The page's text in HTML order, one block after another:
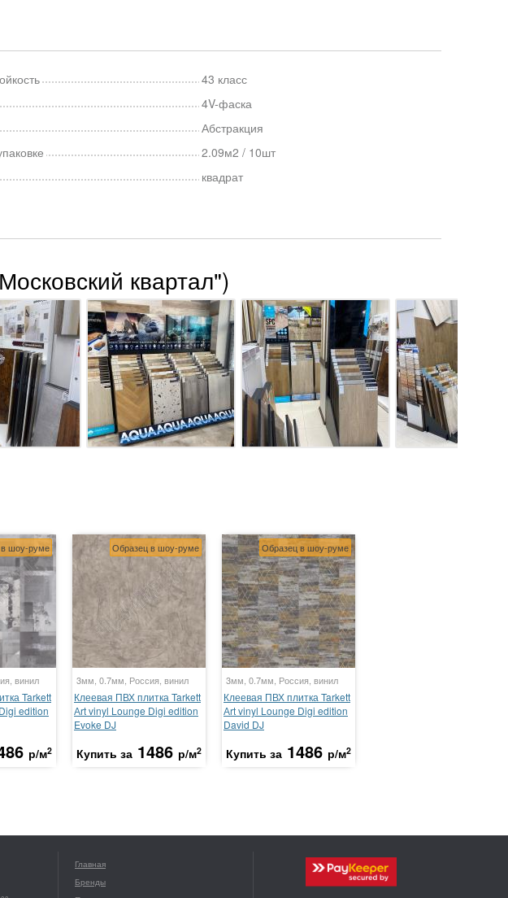
43 класс
4V-фаска
Абстракция
2.09м2 / 10шт
квадрат
квартал")
шоу-руме
винил
Tarkett
edition
р/м2
Образец в шоу-руме
3мм, 0.7мм, Россия, винил
Клеевая ПВХ плитка Tarkett
Аrt vinyl Lounge Digi edition
Evoke DJ
Купить за 1486 р/м2
Образец в шоу-руме
3мм, 0.7мм, Россия, винил
Клеевая ПВХ плитка Tarkett
Аrt vinyl Lounge Digi edition
David DJ
Купить за 1486 р/м2
Главная
Бренды